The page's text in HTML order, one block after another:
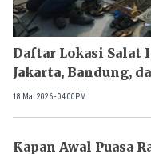
Daftar Lokasi
Jakarta, Bandung,
18 Mar 2026 - 04:00PM
Kapan Awal Puasa